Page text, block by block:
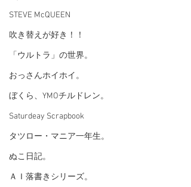
STEVE McQUEEN
吹き替えが好き！！
「ウルトラ」の世界。
おっさんホイホイ。
ぼくら、YMOチルドレン。
Saturdeay Scrapbook
タツロー・マニア一年生。
ぬこ日記。
ＡＩ落書きシリーズ。